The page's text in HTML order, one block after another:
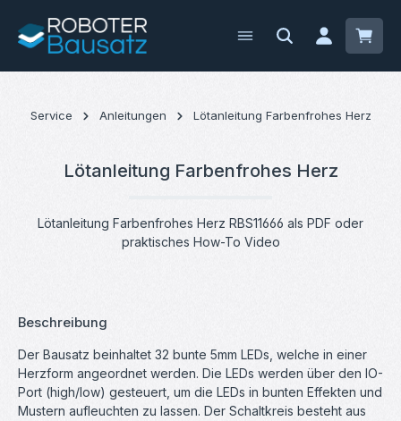
Zum Hauptinhalt springen
Service Anleitungen Lötanleitung Farbenfrohes Herz
Lötanleitung Farbenfrohes Herz
Lötanleitung Farbenfrohes Herz RBS11666 als PDF oder
praktisches How-To Video
Beschreibung
Der Bausatz beinhaltet 32 bunte 5mm LEDs, welche in einer
Herzform angeordnet werden. Die LEDs werden über den IO-
Port (high/low) gesteuert, um die LEDs in bunten Effekten und
Mustern aufleuchten zu lassen. Der Schaltkreis besteht aus